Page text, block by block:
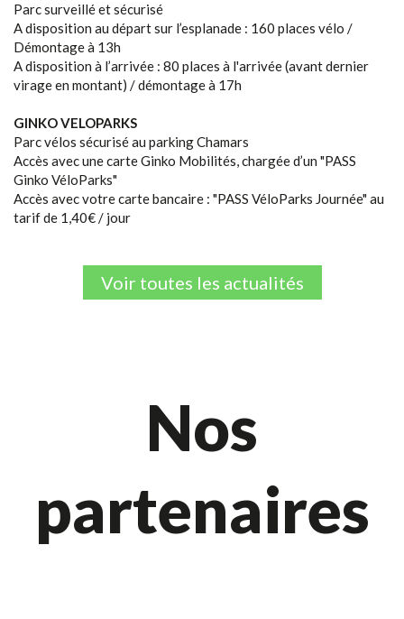
Parc surveillé et sécurisé
A disposition au départ sur l’esplanade : 160 places vélo /
Démontage à 13h
A disposition à l’arrivée : 80 places à l'arrivée (avant dernier
virage en montant) / démontage à 17h
GINKO VELOPARKS
Parc vélos sécurisé au parking Chamars
Accès avec une carte Ginko Mobilités, chargée d’un "PASS
Ginko VéloParks"
Accès avec votre carte bancaire : "PASS VéloParks Journée" au
tarif de 1,40€ / jour
Voir toutes les actualités
Nos
partenaires